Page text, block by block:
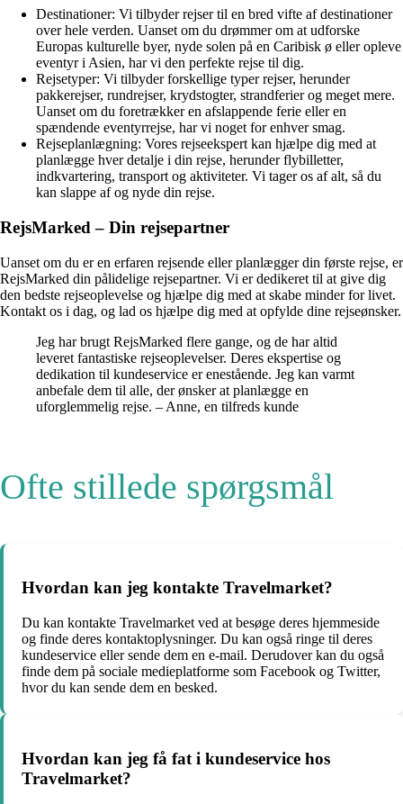
Destinationer: Vi tilbyder rejser til en bred vifte af destinationer
over hele verden. Uanset om du drømmer om at udforske
Europas kulturelle byer, nyde solen på en Caribisk ø eller opleve
eventyr i Asien, har vi den perfekte rejse til dig.
Rejsetyper: Vi tilbyder forskellige typer rejser, herunder
pakkerejser, rundrejser, krydstogter, strandferier og meget mere.
Uanset om du foretrækker en afslappende ferie eller en
spændende eventyrrejse, har vi noget for enhver smag.
Rejseplanlægning: Vores rejseekspert kan hjælpe dig med at
planlægge hver detalje i din rejse, herunder flybilletter,
indkvartering, transport og aktiviteter. Vi tager os af alt, så du
kan slappe af og nyde din rejse.
RejsMarked – Din rejsepartner
Uanset om du er en erfaren rejsende eller planlægger din første rejse, er
RejsMarked din pålidelige rejsepartner. Vi er dedikeret til at give dig
den bedste rejseoplevelse og hjælpe dig med at skabe minder for livet.
Kontakt os i dag, og lad os hjælpe dig med at opfylde dine rejseønsker.
Jeg har brugt RejsMarked flere gange, og de har altid
leveret fantastiske rejseoplevelser. Deres ekspertise og
dedikation til kundeservice er enestående. Jeg kan varmt
anbefale dem til alle, der ønsker at planlægge en
uforglemmelig rejse. – Anne, en tilfreds kunde
Ofte stillede spørgsmål
Hvordan kan jeg kontakte Travelmarket?
Du kan kontakte Travelmarket ved at besøge deres hjemmeside
og finde deres kontaktoplysninger. Du kan også ringe til deres
kundeservice eller sende dem en e-mail. Derudover kan du også
finde dem på sociale medieplatforme som Facebook og Twitter,
hvor du kan sende dem en besked.
Hvordan kan jeg få fat i kundeservice hos
Travelmarket?